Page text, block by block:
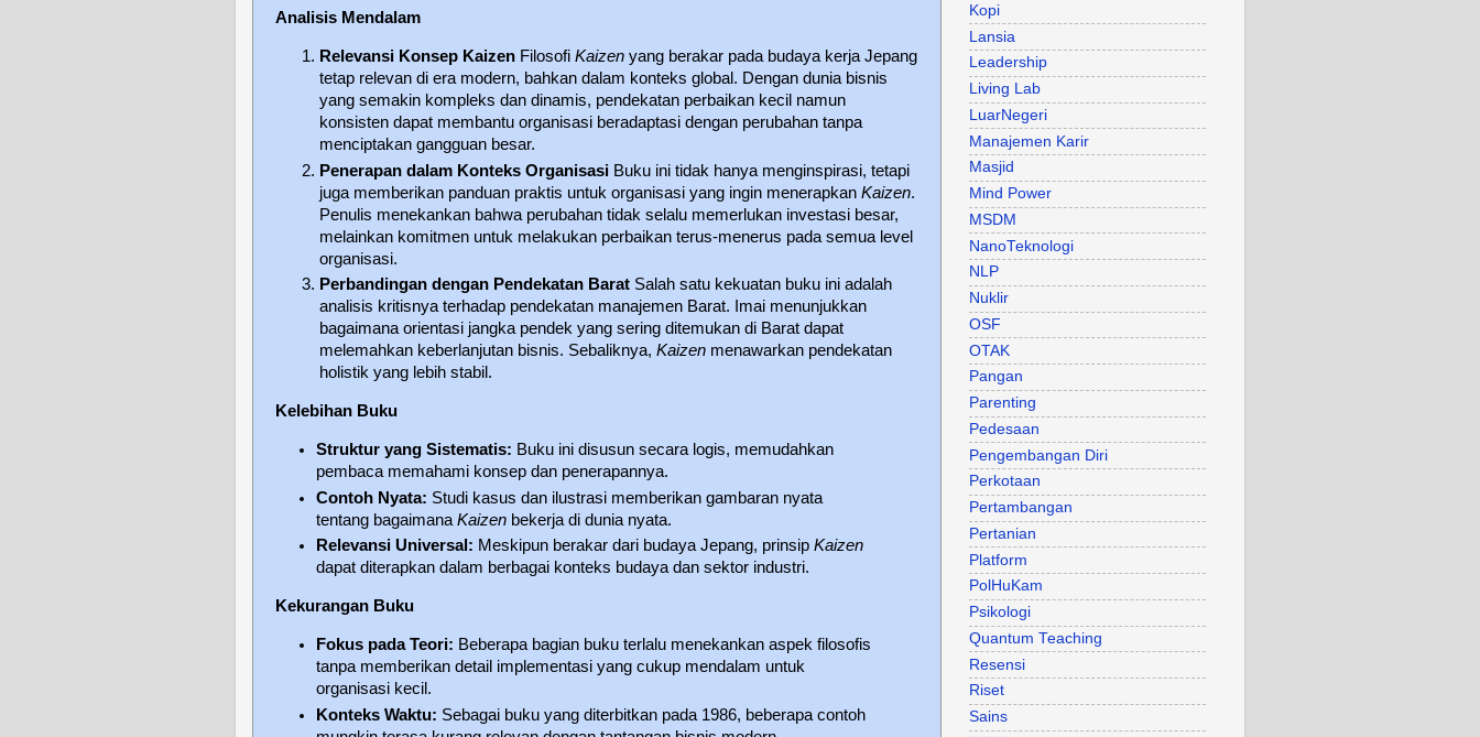
Analisis Mendalam
Relevansi Konsep Kaizen Filosofi Kaizen yang berakar pada budaya kerja Jepang
tetap relevan di era modern, bahkan dalam konteks global. Dengan dunia bisnis
yang semakin kompleks dan dinamis, pendekatan perbaikan kecil namun
konsisten dapat membantu organisasi beradaptasi dengan perubahan tanpa
menciptakan gangguan besar.
Penerapan dalam Konteks Organisasi Buku ini tidak hanya menginspirasi, tetapi
juga memberikan panduan praktis untuk organisasi yang ingin menerapkan Kaizen.
Penulis menekankan bahwa perubahan tidak selalu memerlukan investasi besar,
melainkan komitmen untuk melakukan perbaikan terus-menerus pada semua level
organisasi.
Perbandingan dengan Pendekatan Barat Salah satu kekuatan buku ini adalah
analisis kritisnya terhadap pendekatan manajemen Barat. Imai menunjukkan
bagaimana orientasi jangka pendek yang sering ditemukan di Barat dapat
melemahkan keberlanjutan bisnis. Sebaliknya, Kaizen menawarkan pendekatan
holistik yang lebih stabil.
Kelebihan Buku
Struktur yang Sistematis: Buku ini disusun secara logis, memudahkan
pembaca memahami konsep dan penerapannya.
Contoh Nyata: Studi kasus dan ilustrasi memberikan gambaran nyata
tentang bagaimanaKaizen bekerja di dunia nyata.
Relevansi Universal: Meskipun berakar dari budaya Jepang, prinsipKaizen
dapat diterapkan dalam berbagai konteks budaya dan sektor industri.
Kekurangan Buku
Fokus pada Teori: Beberapa bagian buku terlalu menekankan aspek filosofis
tanpa memberikan detail implementasi yang cukup mendalam untuk
organisasi kecil.
Konteks Waktu: Sebagai buku yang diterbitkan pada 1986, beberapa contoh
Kopi
Lansia
Leadership
Living Lab
LuarNegeri
Manajemen Karir
Masjid
Mind Power
MSDM
NanoTeknologi
NLP
Nuklir
OSF
OTAK
Pangan
Parenting
Pedesaan
Pengembangan Diri
Perkotaan
Pertambangan
Pertanian
Platform
PolHuKam
Psikologi
Quantum Teaching
Resensi
Riset
Sains